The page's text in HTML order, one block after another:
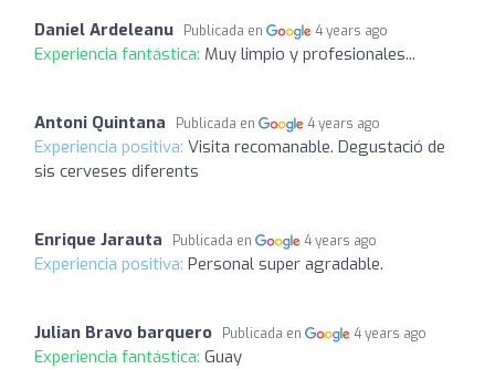
Daniel Ardeleanu Publicada en 4 years ago
Experiencia fantástica: Muy limpio y profesionales...
Antoni Quintana Publicada en 4 years ago
Experiencia positiva: Visita recomanable. Degustació de
sis cerveses diferents
Enrique Jarauta Publicada en 4 years ago
Experiencia positiva: Personal super agradable.
Julian Bravo barquero Publicada en 4 years ago
Experiencia fantástica: Guay